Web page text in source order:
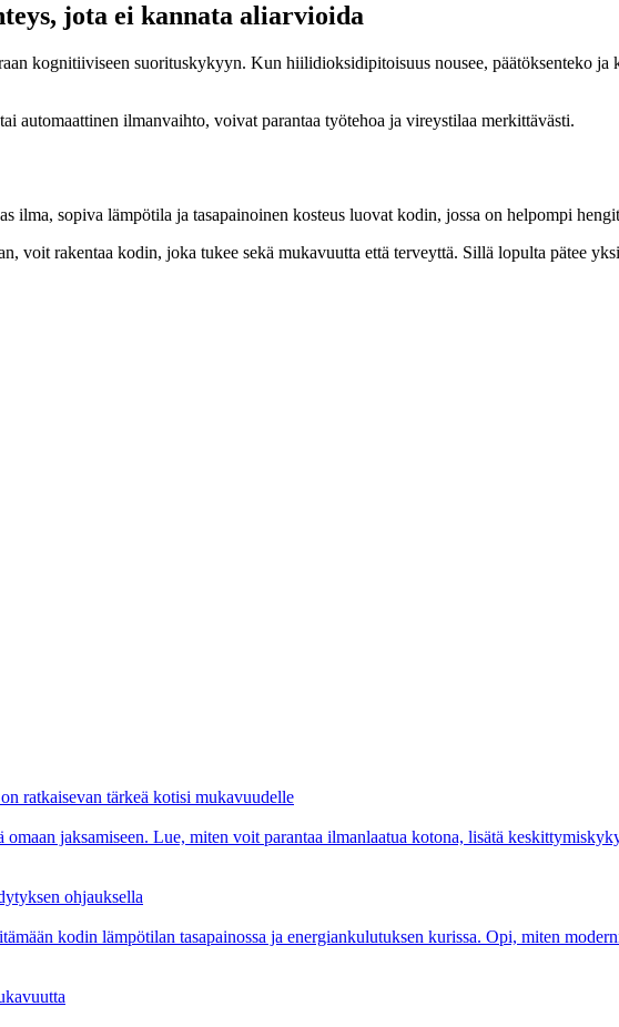
jota ei kannata aliarvioida
kognitiiviseen suorituskykyyn. Kun hiilidioksidipitoisuus nousee, päätöksenteko
automaattinen ilmanvaihto, voivat parantaa työtehoa ja vireystilaa merkittävästi.
ilma, sopiva lämpötila ja tasapainoinen kosteus luovat kodin, jossa on helpompi
voit rakentaa kodin, joka tukee sekä mukavuutta että terveyttä. Sillä lopulta pätee
ratkaisevan tärkeä kotisi mukavuudelle
jaksamiseen. Lue, miten voit parantaa ilmanlaatua kotona, lisätä
ohjauksella
kodin lämpötilan tasapainossa ja energiankulutuksen kurissa. Opi, miten